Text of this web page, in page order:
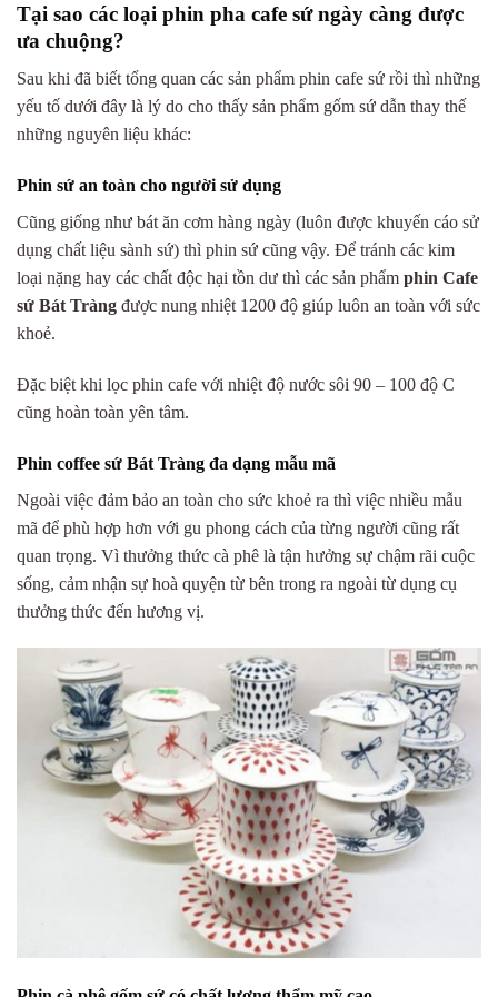
Tại sao các loại phin pha cafe sứ ngày càng được
ưa chuộng?
Sau khi đã biết tổng quan các sản phẩm phin cafe sứ rồi thì những
yếu tố dưới đây là lý do cho thấy sản phẩm gốm sứ dẫn thay thế
những nguyên liệu khác:
Phin sứ an toàn cho người sử dụng
Cũng giống như bát ăn cơm hàng ngày (luôn được khuyến cáo sử
dụng chất liệu sành sứ) thì phin sứ cũng vậy. Để tránh các kim
loại nặng hay các chất độc hại tồn dư thì các sản phẩm phin Cafe
sứ Bát Tràng được nung nhiệt 1200 độ giúp luôn an toàn với sức
khoẻ.
Đặc biệt khi lọc phin cafe với nhiệt độ nước sôi 90 – 100 độ C
cũng hoàn toàn yên tâm.
Phin coffee sứ Bát Tràng đa dạng mẫu mã
Ngoài việc đảm bảo an toàn cho sức khoẻ ra thì việc nhiều mẫu
mã để phù hợp hơn với gu phong cách của từng người cũng rất
quan trọng. Vì thưởng thức cà phê là tận hưởng sự chậm rãi cuộc
sống, cảm nhận sự hoà quyện từ bên trong ra ngoài từ dụng cụ
thưởng thức đến hương vị.